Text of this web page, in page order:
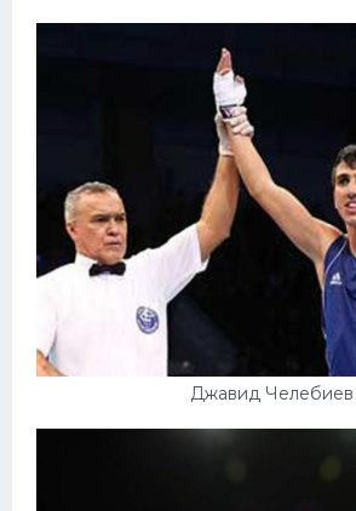
Джавид Челебиев